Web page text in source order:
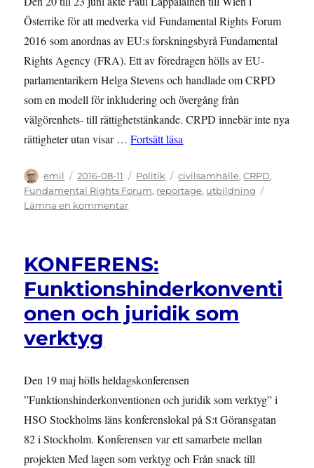
Österrike för att medverka vid Fundamental Rights Forum
2016 som anordnas av EU:s forskningsbyrå Fundamental
Rights Agency (FRA). Ett av föredragen hölls av EU-
parlamentarikern Helga Stevens och handlade om CRPD
som en modell för inkludering och övergång från
välgörenhets- till rättighetstänkande. CRPD innebär inte nya
rättigheter utan visar …Fortsätt läsa
Författare
emil
Publicerat
den
2016-08-11 Kategorier
Politik Etiketter
civilsamhälle,CRPD,
Fundamental Rights Forum, reportage, utbildning
Lämna en kommentartill
Forum
i
Wien
2016
KONFERENS:
Funktionshinderkonventi
onen och juridik som
verktyg
Den 19 maj hölls heldagskonferensen
”Funktionshinderkonventionen och juridik som verktyg” i
HSO Stockholms läns konferenslokal på S:t Göransgatan
82 i Stockholm. Konferensen var ett samarbete mellan
projekten Med lagen som verktyg och Från snack till